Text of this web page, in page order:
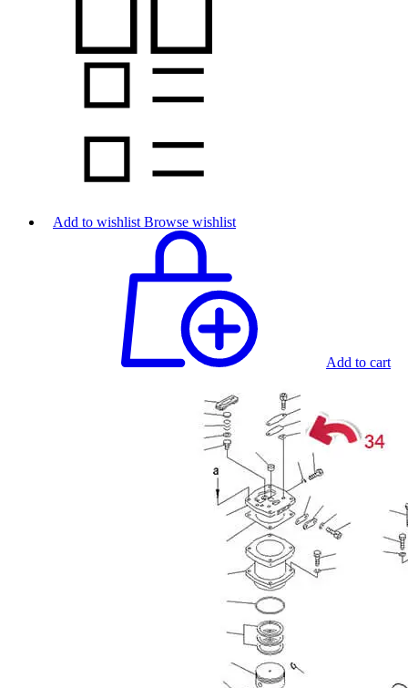
Add to wishlist Browse wishlist
Add to cart